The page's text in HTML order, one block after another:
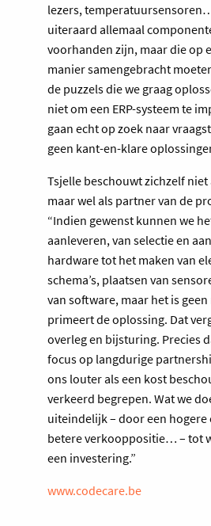
lezers,
uiteraard allemaal
voorhanden zijn, maar die op
manier samengebracht
de puzzels die we graag
niet om een ERP-systeem te
gaan echt op zoek naar
geen kant-en-klare
Tsjelle beschouwt zichzelf niet
maar wel als partner van de
“Indien gewenst kunnen we
aanleveren, van selectie en
hardware tot het maken van
schema’s, plaatsen van
van software, maar het is
primeert de oplossing. Dat
overleg en bijsturing. Precies
focus op langdurige
ons louter als een kost
verkeerd begrepen. Wat we
uiteindelijk – door een hogere
betere verkooppositie… – tot
een investering.”
www.codecare.be